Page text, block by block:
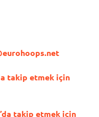
takip etmek için
takip etmek için